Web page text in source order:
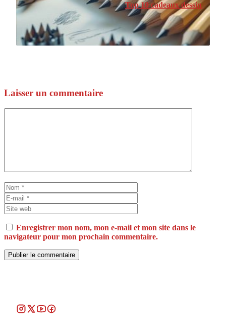
Top 10 cadeaux dessin
Laisser un commentaire
Nom
mail
web
Enregistrer mon nom, mon e-mail et mon site dans le
navigateur pour mon prochain commentaire.